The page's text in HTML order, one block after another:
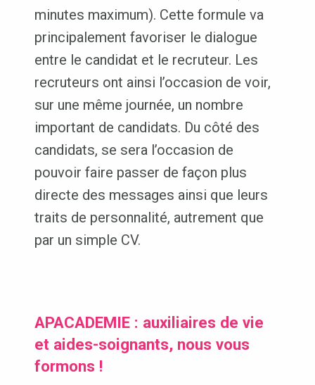
minutes maximum). Cette formule va
principalement favoriser le dialogue
entre le candidat et le recruteur. Les
recruteurs ont ainsi l’occasion de voir,
sur une même journée, un nombre
important de candidats. Du côté des
candidats, se sera l’occasion de
pouvoir faire passer de façon plus
directe des messages ainsi que leurs
traits de personnalité, autrement que
par un simple CV.
APACADEMIE : auxiliaires de vie
et aides-soignants, nous vous
formons !